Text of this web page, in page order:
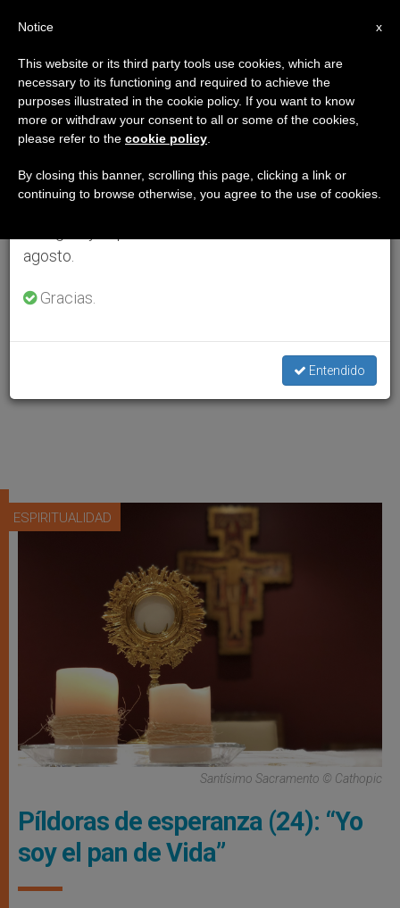
ESPIRITUALIDAD
Santísimo Sacramento © Cathopic
Píldoras de esperanza (24): “Yo
soy el pan de Vida”
×
Aviso importante
Del 27 de julio al 7 de agosto haremos la pausa
anual, aprovechando que en el periodo de verano
se generan menos informaciones y también el
agosto.
Gracias.
Entendido
x
Notice
This website or its third party tools use cookies, which are
necessary to its functioning and required to achieve the
purposes illustrated in the cookie policy. If you want to know
more or withdraw your consent to all or some of the cookies,
please refer to the cookie policy
By closing this banner, scrolling this page, clicking a link or
continuing to browse otherwise, you agree to the use of cookies.